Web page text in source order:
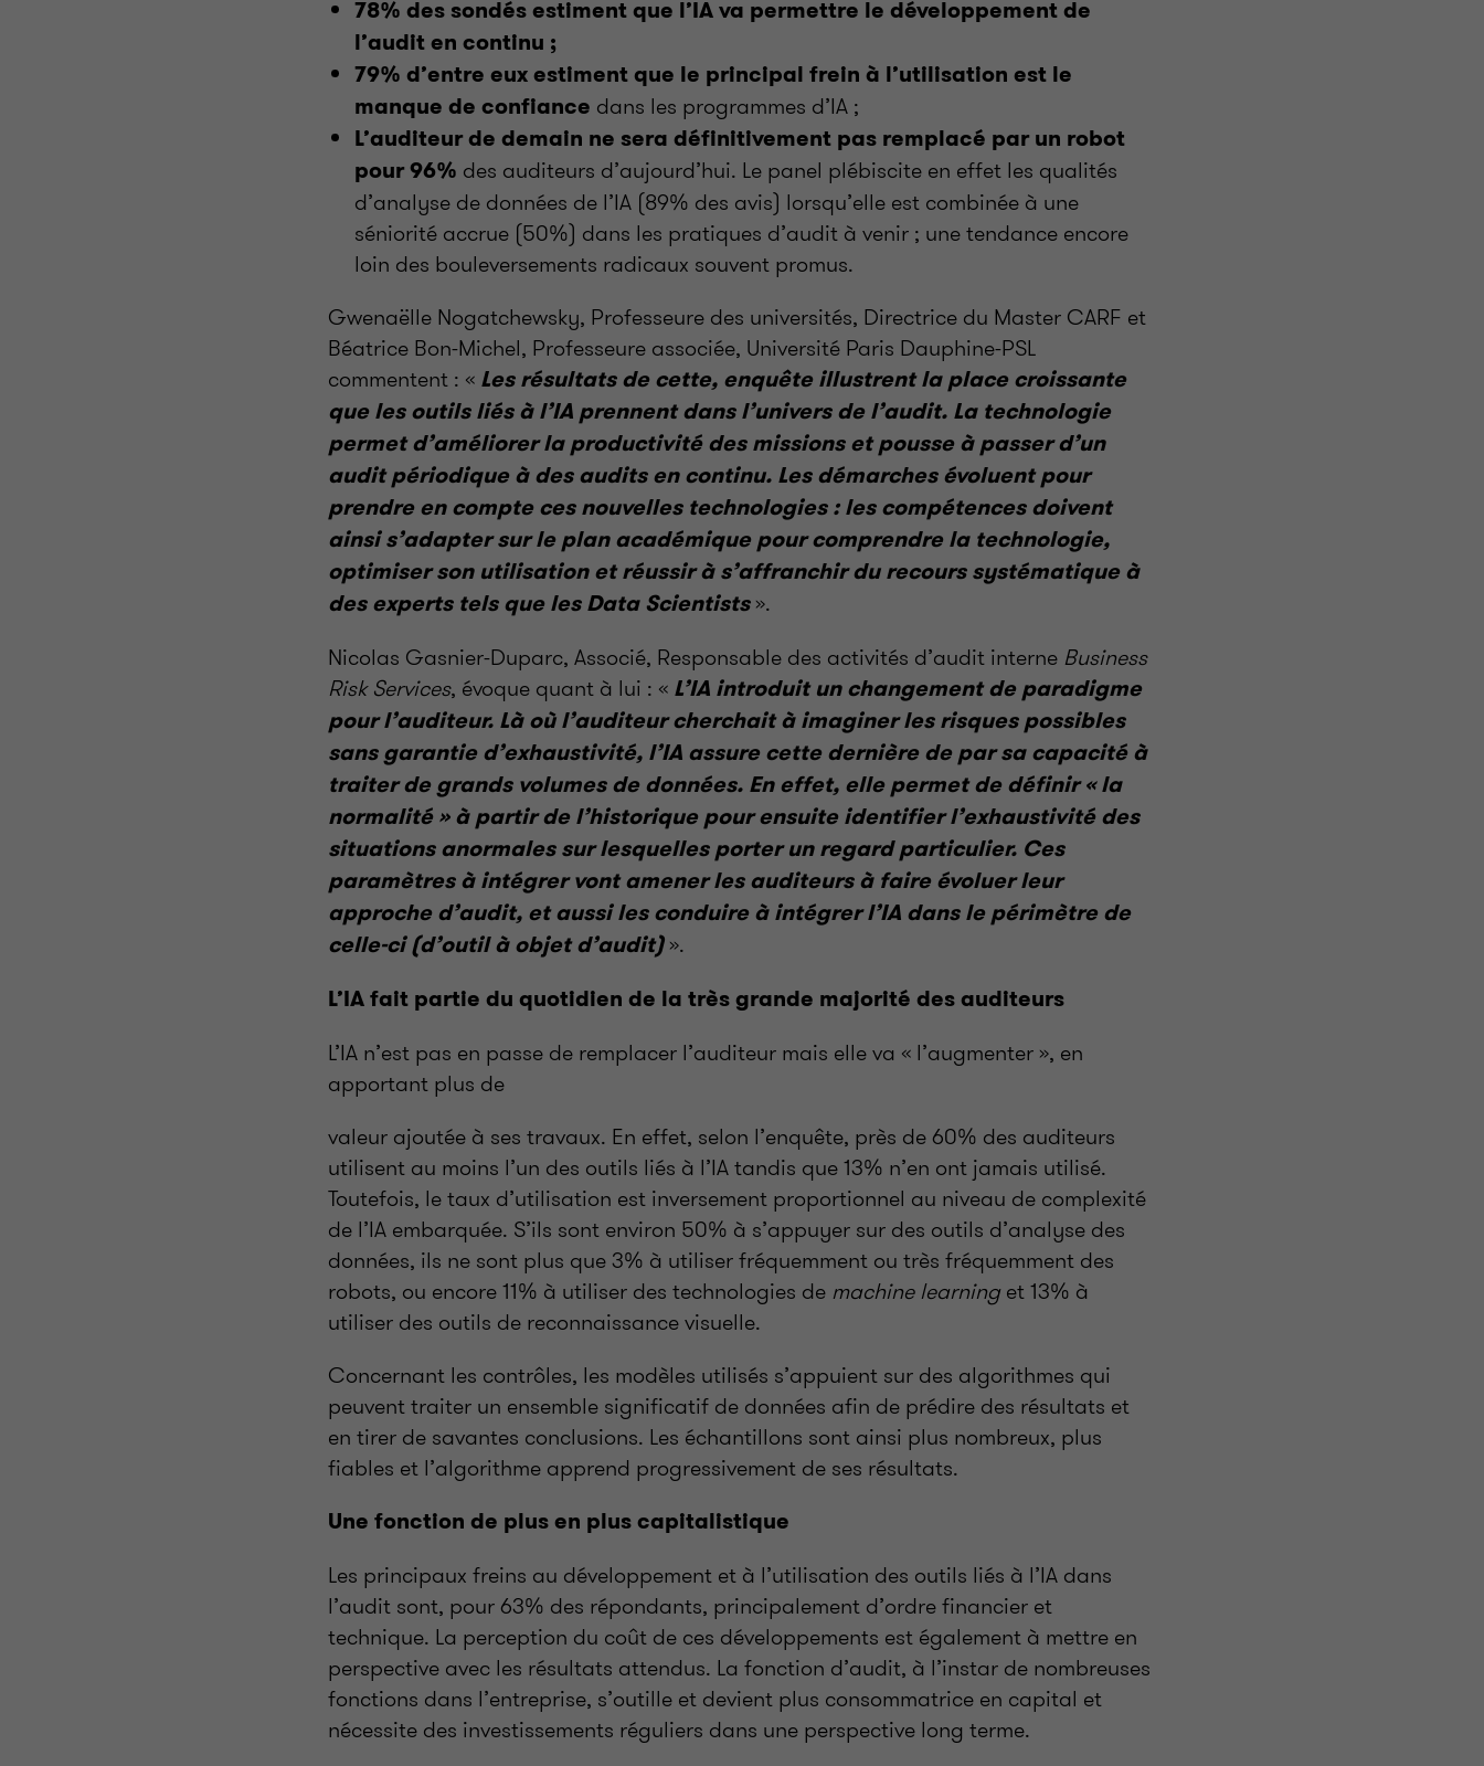
78% des sondés estiment que l’IA va permettre le développement de
l’audit en continu ;
79% d’entre eux estiment que le principal frein à l’utilisation est le
manque de confiance dans les programmes d’IA ;
L’auditeur de demain ne sera définitivement pas remplacé par un robot
pour 96% des auditeurs d’aujourd’hui. Le panel plébiscite en effet les qualités
d’analyse de données de l’IA (89% des avis) lorsqu’elle est combinée à une
séniorité accrue (50%) dans les pratiques d’audit à venir ; une tendance encore
loin des bouleversements radicaux souvent promus.
Gwenaëlle Nogatchewsky, Professeure des universités, Directrice du Master CARF et
Béatrice Bon-Michel, Professeure associée, Université Paris Dauphine-PSL
commentent : « Les résultats de cette, enquête illustrent la place croissante
que les outils liés à l’IA prennent dans l’univers de l’audit. La technologie
permet d’améliorer la productivité des missions et pousse à passer d’un
audit périodique à des audits en continu. Les démarches évoluent pour
prendre en compte ces nouvelles technologies : les compétences doivent
ainsi s’adapter sur le plan académique pour comprendre la technologie,
optimiser son utilisation et réussir à s’affranchir du recours systématique à
des experts tels que les Data Scientists».
Nicolas Gasnier-Duparc, Associé, Responsable des activités d’audit interne Business
Risk Services, évoque quant à lui : « L’IA introduit un changement de paradigme
pour l’auditeur. Là où l’auditeur cherchait à imaginer les risques possibles
sans garantie d’exhaustivité, l’IA assure cette dernière de par sa capacité à
traiter de grands volumes de données. En effet, elle permet de définir « la
normalité » à partir de l’historique pour ensuite identifier l’exhaustivité des
situations anormales sur lesquelles porter un regard particulier. Ces
paramètres à intégrer vont amener les auditeurs à faire évoluer leur
approche d’audit, et aussi les conduire à intégrer l’IA dans le périmètre de
celle-ci (d’outil à objet d’audit)».
L’IA fait partie du quotidien de la très grande majorité des auditeurs
L’IA n’est pas en passe de remplacer l’auditeur mais elle va « l’augmenter », en
apportant plus de
valeur ajoutée à ses travaux. En effet, selon l’enquête, près de 60% des auditeurs
utilisent au moins l’un des outils liés à l’IA tandis que 13% n’en ont jamais utilisé.
Toutefois, le taux d’utilisation est inversement proportionnel au niveau de complexité
de l’IA embarquée. S’ils sont environ 50% à s’appuyer sur des outils d’analyse des
données, ils ne sont plus que 3% à utiliser fréquemment ou très fréquemment des
robots, ou encore 11% à utiliser des technologies de machine learninget 13% à
utiliser des outils de reconnaissance visuelle.
Concernant les contrôles, les modèles utilisés s’appuient sur des algorithmes qui
peuvent traiter un ensemble significatif de données afin de prédire des résultats et
en tirer de savantes conclusions. Les échantillons sont ainsi plus nombreux, plus
fiables et l’algorithme apprend progressivement de ses résultats.
Une fonction de plus en plus capitalistique
Les principaux freins au développement et à l’utilisation des outils liés à l’IA dans
l’audit sont, pour 63% des répondants, principalement d’ordre financier et
technique. La perception du coût de ces développements est également à mettre en
perspective avec les résultats attendus. La fonction d’audit, à l’instar de nombreuses
fonctions dans l’entreprise, s’outille et devient plus consommatrice en capital et
nécessite des investissements réguliers dans une perspective long terme.